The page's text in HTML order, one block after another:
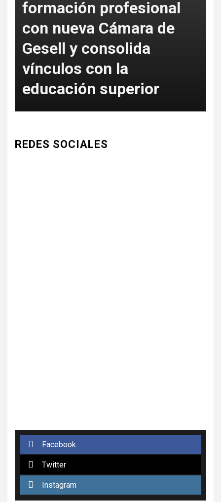
formación profesional
con nueva Cámara de
Gesell y consolida
vínculos con la
educación superior
REDES SOCIALES
Facebook
Twitter
Instagram